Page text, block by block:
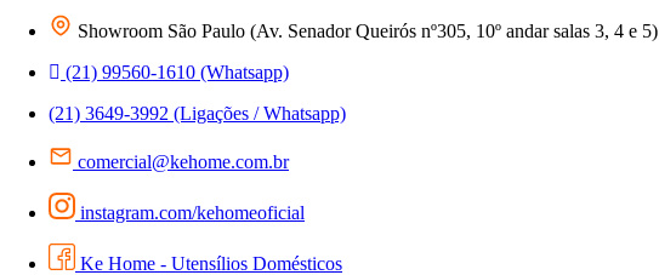
Showroom São Paulo (Av. Senador Queirós nº305, 10º andar salas 3, 4 e 5)
(21) 99560-1610 (Whatsapp)
(21) 3649-3992 (Ligações / Whatsapp)
comercial@kehome.com.br
instagram.com/kehomeoficial
Ke Home - Utensílios Domésticos